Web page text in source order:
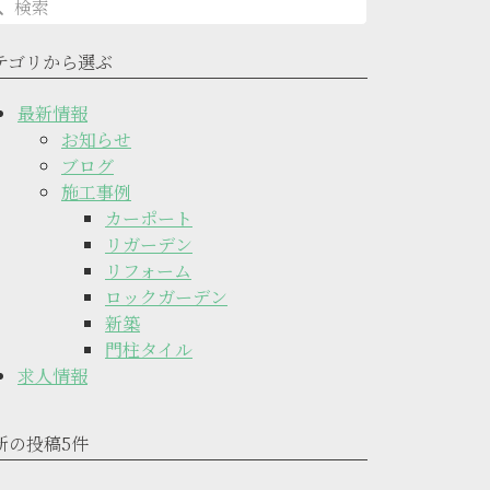
ゴリから選ぶ
最新情報
お知らせ
ブログ
施工事例
カーポート
リガーデン
リフォーム
ロックガーデン
新築
門柱タイル
求人情報
の投稿5件